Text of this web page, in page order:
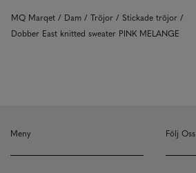
MQ Marqet Dam Tröjor
Stickade tröjor
Dobber East knitted sweater PINK MELANGE
Meny Följ Oss